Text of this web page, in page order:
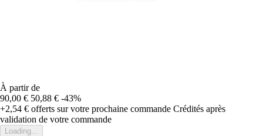
À partir de
90,00 € 50,88 € -43%
+2,54 € offerts sur votre prochaine commande Crédités après
validation de votre commande
Loading...